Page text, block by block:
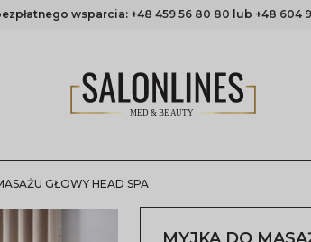
wsparcia: +48 459 56 80 80 lub +48 604
GŁOWY HEAD SPA